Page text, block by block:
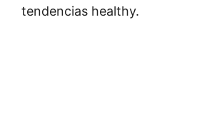
tendencias healthy.